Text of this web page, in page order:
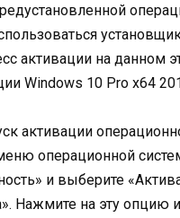
активации на данном
Windows 10 Pro x64
активации
операционной
и выберите
Нажмите на эту опцию